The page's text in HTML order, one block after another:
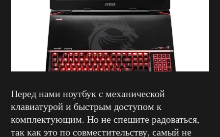
Перед нами ноутбук с механической
клавиатурой и быстрым доступом к
комплектующим. Но не спешите радоваться,
так как это по совместительству, самый не